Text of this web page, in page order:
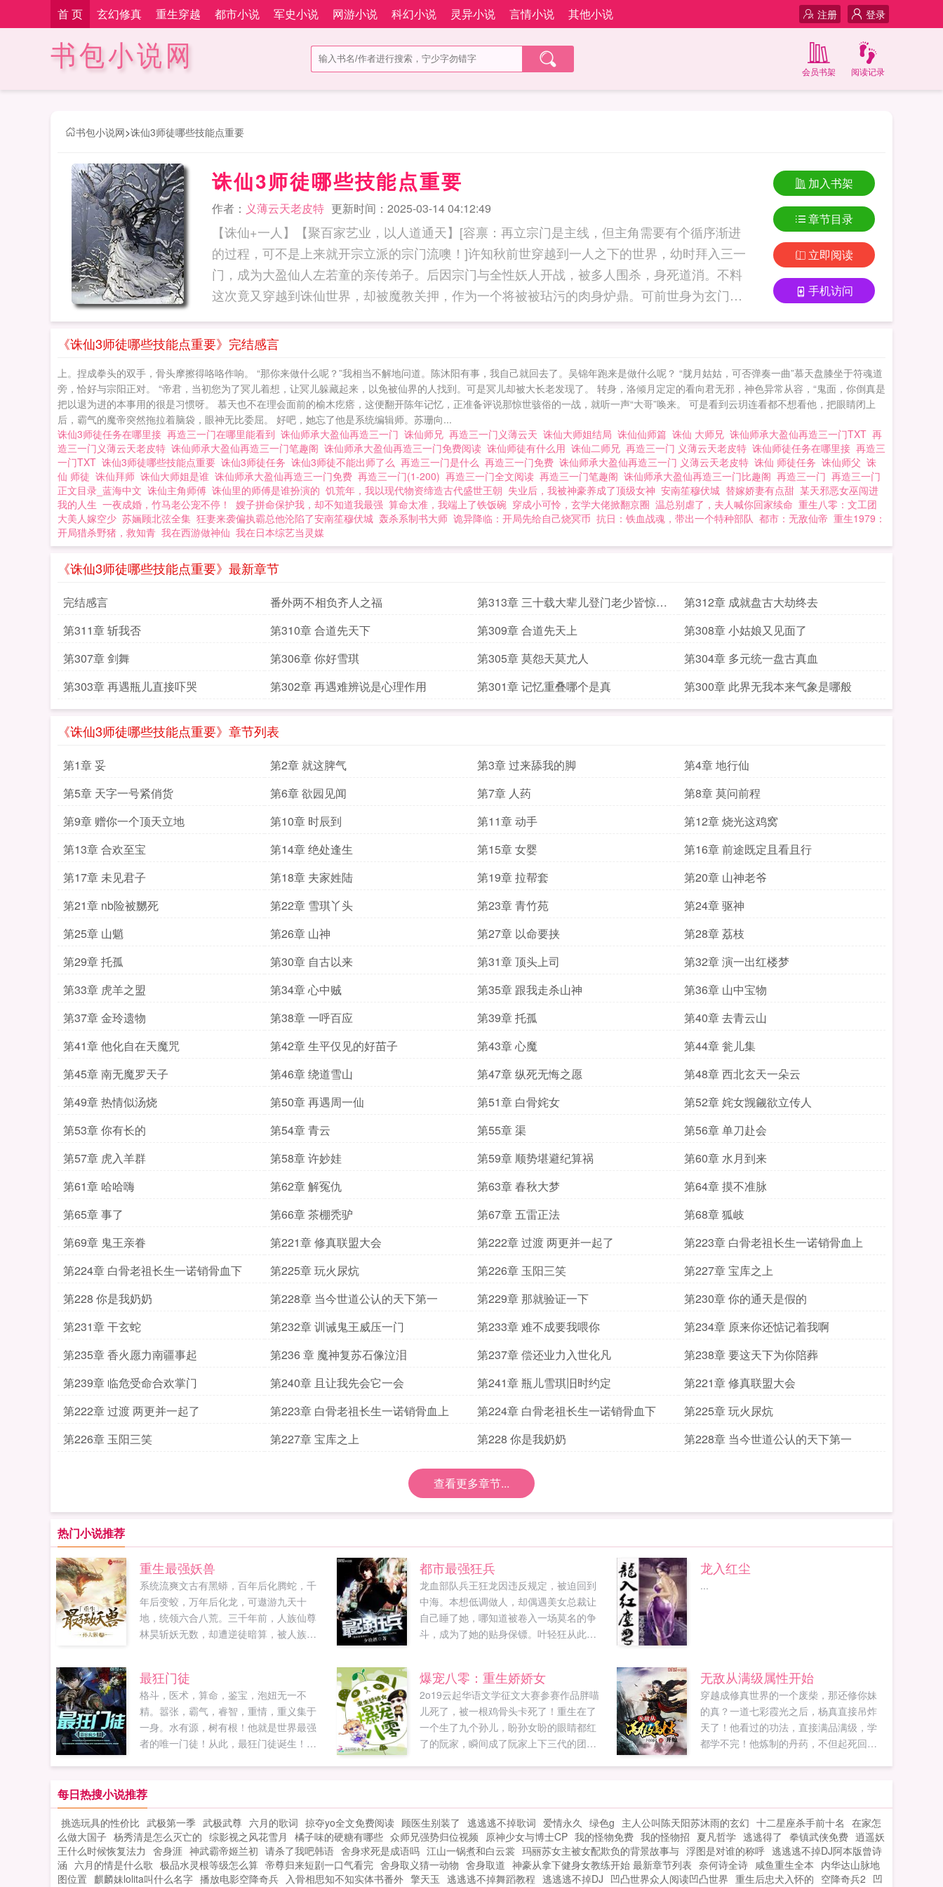
首 页 玄幻修真 重生穿越 都市小说 军史小说 网游小说 科幻小说 灵异小说 言情小说 其他小说 登录
注册
书包小说网 阅读记录
会员书架
书包小说网>诛仙3师徒哪些技能点重要
诛仙3师徒哪些技能点重要
作者： 义薄云天老皮特 更新时间：2025-03-14 04:12:49
【诛仙+一人】【聚百家艺业，以人道通天】[容禀：再立宗门是主线，但主角需要有个循序渐进
的过程，可不是上来就开宗立派的宗门流噢！]许知秋前世穿越到一人之下的世界，幼时拜入三一
门，成为大盈仙人左若童的亲传弟子。后因宗门与全性妖人开战，被多人围杀，身死道消。不料
这次竟又穿越到诛仙世界，却被魔教关押，作为一个将被被玷污的肉身炉鼎。可前世身为玄门弟
加入书架
章节目录
立即阅读
手机访问
《诛仙3师徒哪些技能点重要》完结感言
上。捏成拳头的双手，骨头摩擦得咯咯作响。 “那你来做什么呢？”我相当不解地问道。陈沐阳有事，我自己就回去了。吴锦年跑来是做什么呢？ “胧月姑姑，可否弹奏一曲”慕天盘膝坐于符魂道
旁，恰好与宗阳正对。 “帝君，当初您为了冥儿着想，让冥儿躲藏起来，以免被仙界的人找到。可是冥儿却被大长老发现了。 转身，洛倾月定定的看向君无邪，神色异常从容，“鬼面，你倒真是
把以退为进的本事用的很是习惯呀。 慕天也不在理会面前的榆木疙瘩，这便翻开陈年记忆，正准备评说那惊世骇俗的一战，就听一声“大哥”唤来。 可是看到云玥连看都不想看他，把眼睛闭上
后，霸气的魔帝突然拖拉着脑袋，眼神无比委屈。 好吧，她忘了他是系统编辑师。苏珊向...
诛仙3师徒任务在哪里接 再造三一门在哪里能看到 诛仙师承大盈仙再造三一门 诛仙师兄 再造三一门义薄云天 诛仙大师姐结局 诛仙仙师篇 诛仙 大师兄 诛仙师承大盈仙再造三一门TXT 再
造三一门义薄云天老皮特 诛仙师承大盈仙再造三一门笔趣阁 诛仙师承大盈仙再造三一门免费阅读 诛仙师徒有什么用 诛仙二师兄 再造三一门 义薄云天老皮特 诛仙师徒任务在哪里接 再造三
一门TXT 诛仙3师徒哪些技能点重要 诛仙3师徒任务 诛仙3师徒不能出师了么 再造三一门是什么 再造三一门免费 诛仙师承大盈仙再造三一门 义薄云天老皮特 诛仙 师徒任务 诛仙师父 诛
仙 师徒 诛仙拜师 诛仙大师姐是谁 诛仙师承大盈仙再造三一门免费 再造三一门(1-200) 再造三一门全文阅读 再造三一门笔趣阁 诛仙师承大盈仙再造三一门比趣阁 再造三一门 再造三一门
正文目录_蓝海中文 诛仙主角师傅 诛仙里的师傅是谁扮演的 饥荒年，我以现代物资缔造古代盛世王朝 失业后，我被神豪养成了顶级女神 安南笙穆伏城 替嫁娇妻有点甜 某天邪恶女巫闯进
我的人生 一夜成婚，竹马老公宠不停！ 嫂子拼命保护我，却不知道我最强 算命太准，我端上了铁饭碗 穿成小可怜，玄学大佬掀翻京圈 温总别虐了，夫人喊你回家续命 重生八零：文工团
大美人嫁空少 苏婳顾北弦全集 狂妻来袭偏执霸总他沦陷了安南笙穆伏城 轰杀系制书大师 诡异降临：开局先给自己烧冥币 抗日：铁血战魂，带出一个特种部队 都市：无敌仙帝 重生1979：
开局猎杀野猪，救知青 我在西游做神仙 我在日本综艺当灵媒
《诛仙3师徒哪些技能点重要》最新章节
完结感言 番外两不相负齐人之福
第313章 三十载大辈儿登门老少皆惊忙
正文完
第312章 成就盘古大劫终去
第311章 斩我否
第310章 合道先天下 第309章 合道先天上
第308章 小姑娘又见面了
第307章 剑舞
第306章 你好雪琪 第305章 莫怨天莫尤人
第304章 多元统一盘古真血
第303章 再遇瓶儿直接吓哭
第302章 再遇难辨说是心理作用 第301章 记忆重叠哪个是真 第300章 此界无我本来气象是哪般
《诛仙3师徒哪些技能点重要》章节列表
第1章 妥 第2章 就这脾气 第3章 过来舔我的脚
第4章 地行仙
第5章 天字一号紧俏货
第6章 欲园见闻 第7章 人药
第8章 莫问前程
第9章 赠你一个顶天立地
第10章 时辰到 第11章 动手
第12章 烧光这鸡窝
第13章 合欢至宝
第14章 绝处逢生 第15章 女婴
第16章 前途既定且看且行
第17章 未见君子
第18章 夫家姓陆 第19章 拉帮套
第20章 山神老爷
第21章 nb险被嬲死
第22章 雪琪丫头 第23章 青竹苑
第24章 驱神
第25章 山魈
第26章 山神 第27章 以命要挟
第28章 荔枝
第29章 托孤
第30章 自古以来 第31章 顶头上司
第32章 演一出红楼梦
第33章 虎羊之盟
第34章 心中贼 第35章 跟我走杀山神
第36章 山中宝物
第37章 金玲遗物
第38章 一呼百应 第39章 托孤
第40章 去青云山
第41章 他化自在天魔咒
第42章 生平仅见的好苗子 第43章 心魔
第44章 瓮儿集
第45章 南无魔罗天子
第46章 绕道雪山 第47章 纵死无悔之愿
第48章 西北玄天一朵云
第49章 热情似汤烧
第50章 再遇周一仙 第51章 白骨姹女
第52章 姹女觊觎欲立传人
第53章 你有长的
第54章 青云 第55章 渠
第56章 单刀赴会
第57章 虎入羊群
第58章 许妙娃 第59章 顺势堪避纪算祸
第60章 水月到来
第61章 哈哈嗨
第62章 解冤仇 第63章 春秋大梦
第64章 摸不准脉
第65章 事了
第66章 茶棚秃驴 第67章 五雷正法
第68章 狐岐
第69章 鬼王亲眷
第221章 修真联盟大会 第222章 过渡 两更并一起了
第223章 白骨老祖长生一诺销骨血上
第224章 白骨老祖长生一诺销骨血下
第225章 玩火尿炕 第226章 玉阳三笑
第227章 宝库之上
第228 你是我奶奶
第228章 当今世道公认的天下第一 第229章 那就验证一下
第230章 你的通天是假的
第231章 干玄蛇
第232章 训诫鬼王威压一门 第233章 难不成要我喂你
第234章 原来你还惦记着我啊
第235章 香火愿力南疆事起
第236 章 魔神复苏石像泣泪 第237章 偿还业力入世化凡
第238章 要这天下为你陪葬
第239章 临危受命合欢掌门
第240章 且让我先会它一会 第241章 瓶儿雪琪旧时约定
第221章 修真联盟大会
第222章 过渡 两更并一起了
第223章 白骨老祖长生一诺销骨血上 第224章 白骨老祖长生一诺销骨血下
第225章 玩火尿炕
第226章 玉阳三笑
第227章 宝库之上 第228 你是我奶奶 第228章 当今世道公认的天下第一
查看更多章节...
热门小说推荐
重生最强妖兽
系统流爽文古有黑蟒，百年后化腾蛇，千
年后变蛟，万年后化龙，可遨游九天十
地，统领六合八荒。三千年前，人族仙尊
林昊斩妖无数，却遭逆徒暗算，被人族围
路。书友群565412325...
都市最强狂兵
龙血部队兵王狂龙因违反规定，被迫回到
中海。本想低调做人，却偶遇美女总裁让
自己睡了她，哪知道被卷入一场莫名的争
斗，成为了她的贴身保镖。叶轻狂从此龙
龙入红尘
...
最狂门徒
格斗，医术，算命，鉴宝，泡妞无一不
精。嚣张，霸气，睿智，重情，重义集于
一身。水有源，树有根！他就是世界最强
者的唯一门徒！从此，最狂门徒诞生！慕
完本作品特种高手纵横都市还请大家多多
支持！...
爆宠八零：重生娇娇女
2o19云起华语文学征文大赛参赛作品胖喵
儿死了，被一根鸡骨头卡死了！重生在了
一个生了九个孙儿，盼孙女盼的眼睛都红
了的阮家，瞬间成了阮家上下三代的团
睛里放着绿光，死死盯着她的‘大灰狼’，那
就更好了！某只‘大灰狼’冷笑一声上辈子没
吃到，这辈子总要吃到的！胖喵儿へノ...
无敌从满级属性开始
穿越成修真世界的一个废柴，那还修你妹
的真？一道七彩霞光之后，杨真直接吊炸
天了！他看过的功法，直接满品满级，学
都学不完！他炼制的丹药，不但起死回
因为我真牛的一批！一群542062672（已
满）二群...
每日热搜小说推荐
挑选玩具的性价比 武极第一季 武极武尊 六月的歌词 掠夺yo全文免费阅读 顾医生别装了 逃逃逃不掉歌词 爱情永久 绿色g 主人公叫陈天阳苏沐雨的玄幻 十二星座杀手前十名 在家怎
么做大国子 杨秀清是怎么灭亡的 综影视之风花雪月 橘子味的硬糖有哪些 众师兄强势归位视频 原神少女与博士CP 我的怪物免费 我的怪物招 夏凡哲学 逃逃得了 拳镇武侠免费 逍遥妖
王什么时候恢复法力 舍身涯 神武霸帝姬兰初 请杀了我吧韩语 舍身求死是成语吗 江山一锅煮和白云裳 玛丽苏女主被女配欺负的背景故事与 浮图是对谁的称呼 逃逃逃不掉DJ阿本版曾诗
涵 六月的情是什么歌 极品水灵根等级怎么算 帝尊归来短剧一口气看完 舍身取义猜一动物 舍身取道 神豪从拿下健身女教练开始 最新章节列表 奈何诗全诗 咸鱼重生全本 内华达山脉地
图位置 麒麟妹lolita叫什么名字 播放电影空降奇兵 入骨相思知不知实体书番外 擎天玉 逃逃逃不掉舞蹈教程 逃逃逃不掉DJ 凹凸世界众人阅读凹凸世界 重生后忠犬入怀的 空降奇兵2 凹